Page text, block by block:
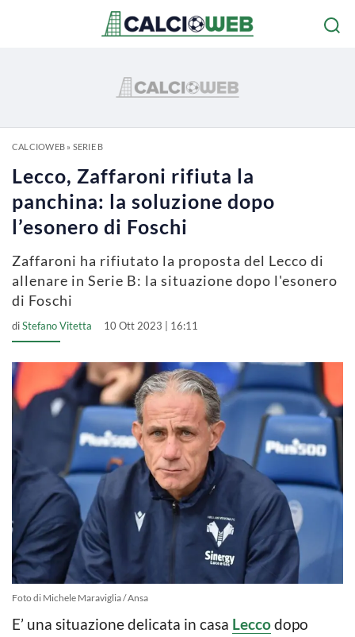
CALCIOWEB» SERIE B
Lecco, Zaffaroni rifiuta la
panchina: la soluzione dopo
l’esonero di Foschi
Zaffaroni ha rifiutato la proposta del Lecco di
allenare in Serie B: la situazione dopo l'esonero
di Foschi
diStefano Vitetta 10 Ott 2023 | 16:11
Foto di Michele Maraviglia / Ansa
E’ una situazione delicata in casa Leccodopo